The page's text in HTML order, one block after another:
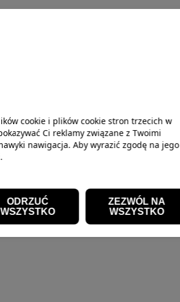
cookie i plików cookie stron trzecich w
Ci reklamy związane z Twoimi
nawigacja. Aby wyrazić zgodę na jego
ODRZUĆ
WSZYSTKO
ZEZWÓL NA
WSZYSTKO